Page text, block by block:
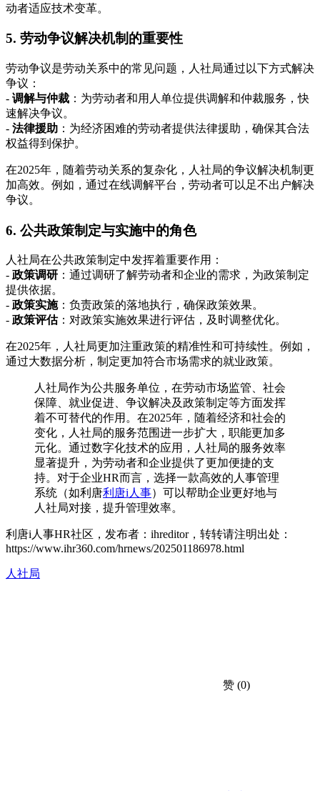
动者适应技术变革。
5. 劳动争议解决机制的重要性
劳动争议是劳动关系中的常见问题，人社局通过以下方式解决
争议：
- 调解与仲裁 ：为劳动者和用人单位提供调解和仲裁服务，快
速解决争议。
- 法律援助 ：为经济困难的劳动者提供法律援助，确保其合法
权益得到保护。
在2025年，随着劳动关系的复杂化，人社局的争议解决机制更
加高效。例如，通过在线调解平台，劳动者可以足不出户解决
争议。
6. 公共政策制定与实施中的角色
人社局在公共政策制定中发挥着重要作用：
- 政策调研 ：通过调研了解劳动者和企业的需求，为政策制定
提供依据。
- 政策实施：负责政策的落地执行，确保政策效果。
- 政策评估：对政策实施效果进行评估，及时调整优化。
在2025年，人社局更加注重政策的精准性和可持续性。例如，
通过大数据分析，制定更加符合市场需求的就业政策。
人社局作为公共服务单位，在劳动市场监管、社会
保障、就业促进、争议解决及政策制定等方面发挥
着不可替代的作用。在2025年，随着经济和社会的
变化，人社局的服务范围进一步扩大，职能更加多
元化。通过数字化技术的应用，人社局的服务效率
显著提升，为劳动者和企业提供了更加便捷的支
持。对于企业HR而言，选择一款高效的人事管理
系统（如利唐利唐i人事）可以帮助企业更好地与
人社局对接，提升管理效率。
利唐i人事HR社区，发布者：ihreditor，转转请注明出处：
https://www.ihr360.com/hrnews/202501186978.html
人社局
赞 (0)